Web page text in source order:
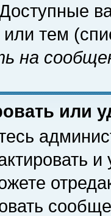
тем
на
или
и